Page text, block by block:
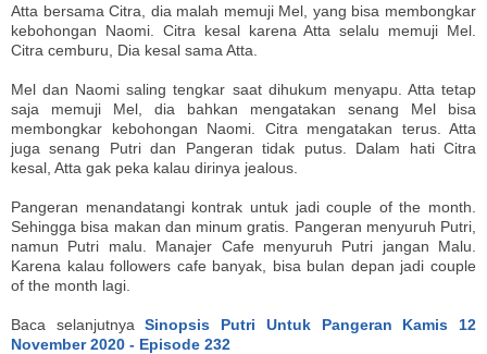
Atta bersama Citra, dia malah memuji Mel, yang bisa membongkar
kebohongan Naomi. Citra kesal karena Atta selalu memuji Mel.
Citra cemburu, Dia kesal sama Atta.
Mel dan Naomi saling tengkar saat dihukum menyapu. Atta tetap
saja memuji Mel, dia bahkan mengatakan senang Mel bisa
membongkar kebohongan Naomi. Citra mengatakan terus. Atta
juga senang Putri dan Pangeran tidak putus. Dalam hati Citra
kesal, Atta gak peka kalau dirinya jealous.
Pangeran menandatangi kontrak untuk jadi couple of the month.
Sehingga bisa makan dan minum gratis. Pangeran menyuruh Putri,
namun Putri malu. Manajer Cafe menyuruh Putri jangan Malu.
Karena kalau followers cafe banyak, bisa bulan depan jadi couple
of the month lagi.
Baca selanjutnyaSinopsis Putri Untuk Pangeran Kamis 12
November 2020 - Episode 232